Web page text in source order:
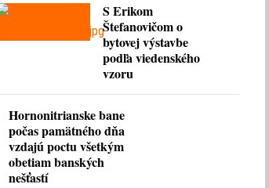
S Erikom
Štefanovičom o
bytovej výstavbe
podľa viedenského
vzoru
Hornonitrianske bane
počas pamätného dňa
vzdajú poctu všetkým
obetiam banských
nešťastí